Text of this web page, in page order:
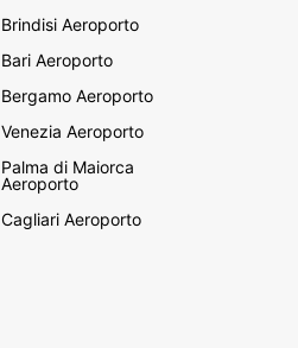
Brindisi Aeroporto
Bari Aeroporto
Bergamo Aeroporto
Venezia Aeroporto
Palma di Maiorca
Aeroporto
Cagliari Aeroporto